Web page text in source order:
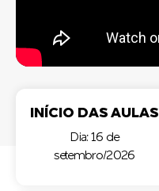
INÍCIO DAS AULAS
Dia: 16 de
setembro/2026